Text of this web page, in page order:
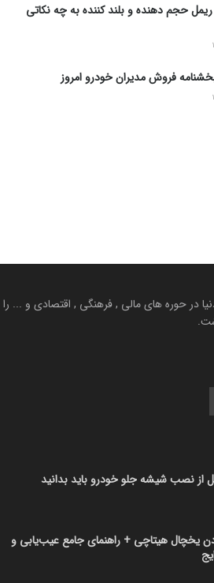
حجم دهنده و بلند کننده به چه نکاتی
فروش مدیران خودرو امروز
در حوره های مالی , فرهنگی , اقتصادی و ... را
یخچال هیتاچی + راهنمای جامع عیب‌یابی و